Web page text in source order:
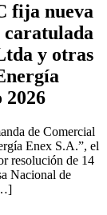
fija nueva
caratulada
y otras
2026
de Comercial
Enex S.A.”, el
resolución de 14
Nacional de